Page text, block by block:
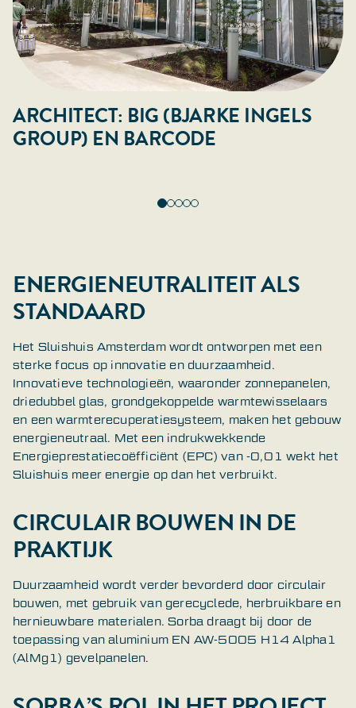
ARCHITECT: BIG (BJARKE INGELS
GROUP) EN BARCODE
ENERGIENEUTRALITEIT ALS
STANDAARD
Het Sluishuis Amsterdam wordt ontworpen met een
sterke focus op innovatie en duurzaamheid.
Innovatieve technologieën, waaronder zonnepanelen,
driedubbel glas, grondgekoppelde warmtewisselaars
en een warmterecuperatiesysteem, maken het gebouw
energieneutraal. Met een indrukwekkende
Energieprestatiecoëfficiënt (EPC) van -0,01 wekt het
Sluishuis meer energie op dan het verbruikt.
CIRCULAIR BOUWEN IN DE
PRAKTIJK
Duurzaamheid wordt verder bevorderd door circulair
bouwen, met gebruik van gerecyclede, herbruikbare en
hernieuwbare materialen. Sorba draagt bij door de
toepassing van aluminium EN AW-5005 H14 Alpha1
(AlMg1) gevelpanelen.